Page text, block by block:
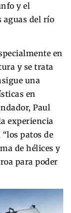
y el
aguas del río
en
y se trata
una
en
Paul
experiencia
“los patos de
de hélices y
para poder